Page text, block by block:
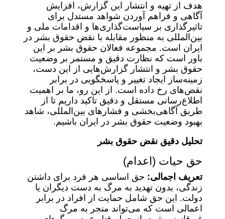
هدف از تهیه و انتشار این گزارش، افزایش
آگاهی و فراهم آوردن شواهد مستدل برای
تاثیرگذاری بر سیاست‌گذاری‌ها و اقدامات ملی و
بین‌المللی به منظور مقابله با نقض حقوق بشر در
ایران است. مجموعه فعالان حقوق بشر بر این
باور است که نظارت دقیق و مستمر بر وضعیت
حقوق بشر و انتشار گزارش‌هایی از این دست،
زمینه‌ساز ایجاد تغییر و پاسخگویی در برابر
نقض‌های رخ داده است. از این رو، ما بر اهمیت
اطلاع‌رسانی مستقل و دقیق تاکید داریم تا از
طریق آگاهی‌بخشی و فشارهای بین‌المللی، شاهد
بهبود وضعیت حقوق بشر در ایران باشیم.
تحلیل دقیق نقض حقوق بشر
حق حیات (اعدام)
تعریف اجمالی: حق اساسی هر فرد برای داشتن
زندگی، بدون تهدید به مرگ به دست دیگران یا
دولت. این حق شامل حمایت از افراد در برابر
اعمالی است که می‌تواند منجر به مرگ